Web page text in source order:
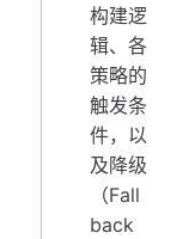
构建逻
辑、各
策略的
触发条
件，以
及降级
（Fall
back